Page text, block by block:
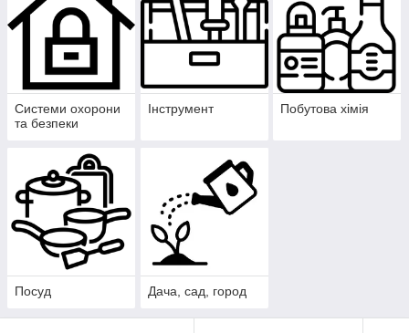
Системи охорони
та безпеки
Інструмент Побутова хімія
Посуд Дача, сад, город